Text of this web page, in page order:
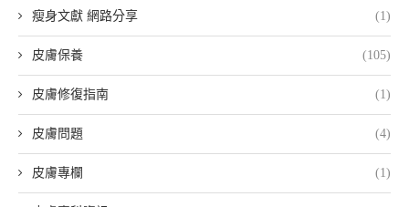
瘦身文獻 網路分享 (1)
皮膚保養 (105)
皮膚修復指南 (1)
皮膚問題 (4)
皮膚專欄 (1)